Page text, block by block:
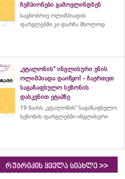
ჩემპიონები გამოვლინდნენ
საგნობრივ ოლიმპიადის
ფარგლებში კი დარჩა მხოლოდ
„ეტალონის“ ინგლისური ენის
ოლიმპიადა დაიწყო! - ჩაერთეთ
საგაზაფხულო სეზონის
დასკვნით ეტაპზე
19 მაისს „ეტალონის“ საგაზაფხულო
სეზონის ფარგლებში ინგლისური
რუბრიკის ყველა სიახლე >>